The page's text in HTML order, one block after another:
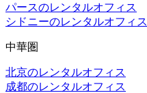
パースのレンタルオフィス
シドニーのレンタルオフィス
中華圏
北京のレンタルオフィス
成都のレンタルオフィス